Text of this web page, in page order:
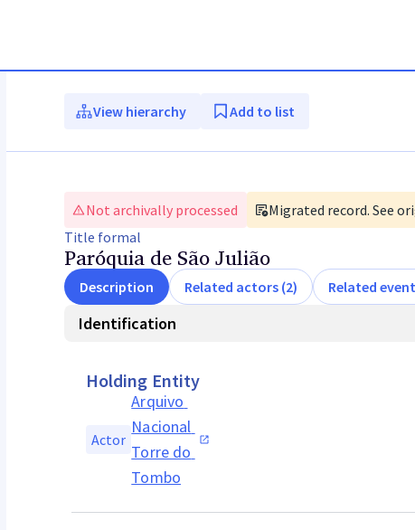
View hierarchy Add to list
Not archivally processed
Migrated record. See
Title formal
Paróquia de São Julião
Description Related actors (2) Related
Identification
Holding Entity
Actor
Arquivo
Nacional
Torre do
Tombo